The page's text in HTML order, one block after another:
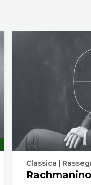
Classica |